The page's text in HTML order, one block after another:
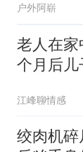
户外阿崭
老人在
个月后儿
江峰聊情感
绞肉机